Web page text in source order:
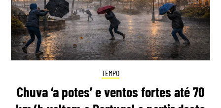
TEMPO
Chuva ‘a potes’ e ventos fortes até 70